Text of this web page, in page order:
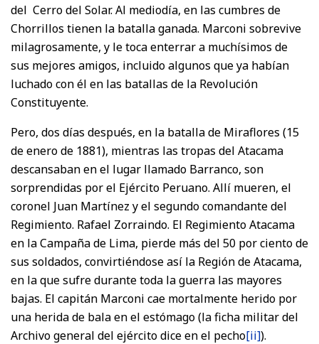
del Cerro del Solar. Al mediodía, en las cumbres de
Chorrillos tienen la batalla ganada. Marconi sobrevive
milagrosamente, y le toca enterrar a muchísimos de
sus mejores amigos, incluido algunos que ya habían
luchado con él en las batallas de la Revolución
Constituyente.
Pero, dos días después, en la batalla de Miraflores (15
de enero de 1881), mientras las tropas del Atacama
descansaban en el lugar llamado Barranco, son
sorprendidas por el Ejército Peruano. Allí mueren, el
coronel Juan Martínez y el segundo comandante del
Regimiento. Rafael Zorraindo. El Regimiento Atacama
en la Campaña de Lima, pierde más del 50 por ciento de
sus soldados, convirtiéndose así la Región de Atacama,
en la que sufre durante toda la guerra las mayores
bajas. El capitán Marconi cae mortalmente herido por
una herida de bala en el estómago (la ficha militar del
Archivo general del ejército dice en el pecho[ii]).